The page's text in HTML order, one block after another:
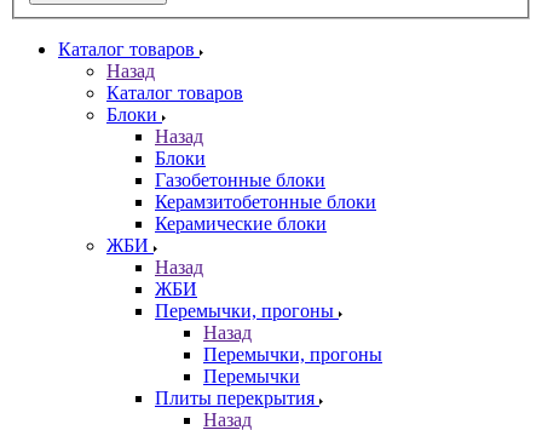
Каталог товаров
Назад
Каталог товаров
Блоки
Назад
Блоки
Газобетонные блоки
Керамзитобетонные блоки
Керамические блоки
ЖБИ
Назад
ЖБИ
Перемычки, прогоны
Назад
Перемычки, прогоны
Перемычки
Плиты перекрытия
Назад